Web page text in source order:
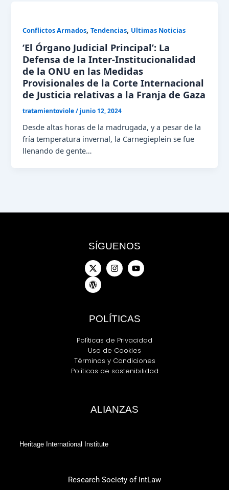
Conflictos Armados,Tendencias, Ultimas Noticias
‘El Órgano Judicial Principal’: La
Defensa de la Inter-Institucionalidad
de la ONU en las Medidas
Provisionales de la Corte Internacional
de Justicia relativas a la Franja de Gaza
tratamientoviole/ junio 12, 2024
Desde altas horas de la madrugada, y a pesar de la
fría temperatura invernal, la Carnegieplein se fue
llenando de gente…
SÍGUENOS
twitter
POLÍTICAS
Políticas de Privacidad
Uso de Cookies
Términos y Condiciones
Políticas de sostenibilidad
ALIANZAS
Heritage International Institute
Research Society of IntLaw